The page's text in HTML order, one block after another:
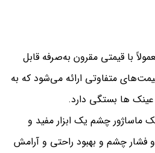
با قیمتی مقرون به‌صرفه قابل
متفاوتی ارائه می‌شود که به
ها بستگی دارد.
ماساژور چشم یک ابزار مفید و
چشم و بهبود راحتی و آرامش